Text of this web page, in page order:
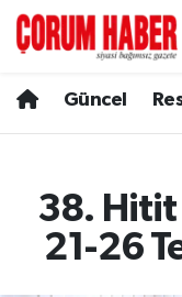
Güncel
38. Hitit
21-26
Spor
Resmi İlanlar
Alaca
Hava Durumu
Çorum
Trafik Durumu